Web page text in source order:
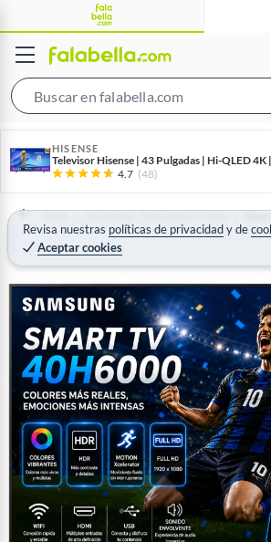
h
B
r
HISENSE
4.7 (48)
Revisa nuestras políticas de privacidadyde
Aceptar cookies
Home Tecnología - Televisores y Video